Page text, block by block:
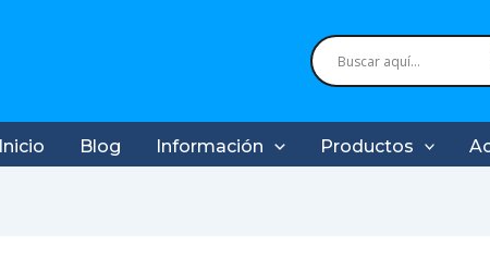
Inicio Blog Información Productos